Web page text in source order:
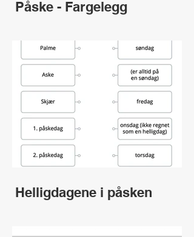
Påske - Fargelegg
Helligdagene i påsken